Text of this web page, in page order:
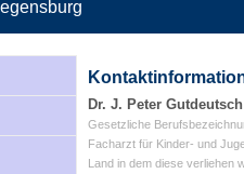
Schulkinder
Jugendliche
Schulkind: U10 bis
Teenager: J1 bis
Was muss man
Impfreaktionen
Hausapotheke
Sofortmaßnahmen
Gesundheitsämter
Link-Tipps
Blutdruckrechner
Wachstum-
Dr. J. Peter Gutdeutsch
Gesetzliche
Facharzt für Kinder- und
Land in dem diese verliehen